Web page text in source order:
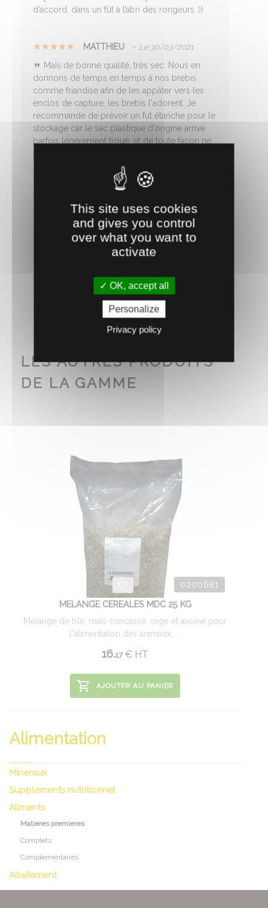
d’accord, dans un fût à l’abri des rongeurs :))
MATTHIEU - Le 30/03/2021
Maïs de bonne qualité, très sec. Nous en
donnons de temps en temps à nos brebis
comme friandise afin de les appâter vers les
enclos de capture, les brebis l'adorent. Je
recommande de prévoir un fut étanche pour le
stockage car le sac plastique d'origine arrive
parfois légèrement troué, et de toute façon ne
résiste pas aux souris.
RECOMMANDEZ CE PRODUIT À UN AMI
LES AUTRES PRODUITS
DE LA GAMME
0200681
MELANGE CEREALES MDC 25 KG
Mélange de blé, maïs concassé, orge et avoine pour
l'alimentation des animaux. ...
16.17 € HT
AJOUTER AU PANIER
Alimentation
Mineraux
Supplements nutritionnel
Aliments
Matieres premieres
Complets
Complementaires
Allaitement
This site uses cookies
and gives you control
over what you want to
activate
OK, accept all
Personalize
Privacy policy